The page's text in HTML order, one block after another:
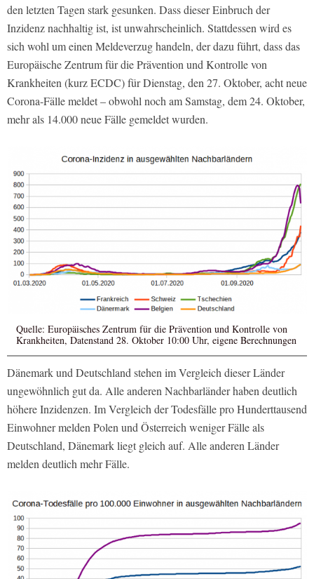
den letzten Tagen stark gesunken. Dass dieser Einbruch der
Inzidenz nachhaltig ist, ist unwahrscheinlich. Stattdessen wird es
sich wohl um einen Meldeverzug handeln, der dazu führt, dass das
Europäische Zentrum für die Prävention und Kontrolle von
Krankheiten (kurz ECDC) für Dienstag, den 27. Oktober, acht neue
Corona-Fälle meldet – obwohl noch am Samstag, dem 24. Oktober,
mehr als 14.000 neue Fälle gemeldet wurden.
Quelle: Europäisches Zentrum für die Prävention und Kontrolle von
Krankheiten, Datenstand 28. Oktober 10:00 Uhr, eigene Berechnungen
Dänemark und Deutschland stehen im Vergleich dieser Länder
ungewöhnlich gut da. Alle anderen Nachbarländer haben deutlich
höhere Inzidenzen. Im Vergleich der Todesfälle pro Hunderttausend
Einwohner melden Polen und Österreich weniger Fälle als
Deutschland, Dänemark liegt gleich auf. Alle anderen Länder
melden deutlich mehr Fälle.